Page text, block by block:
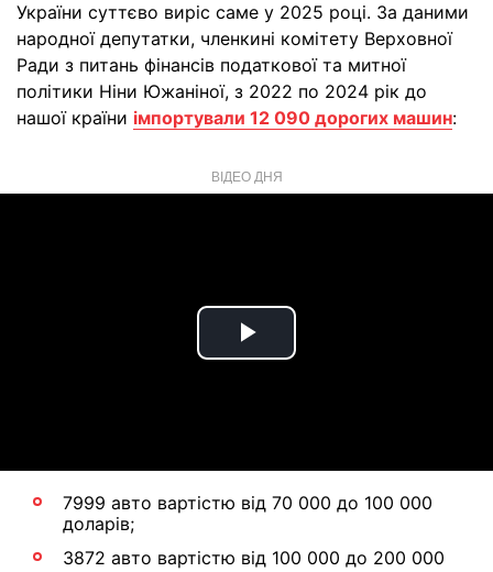
України суттєво виріс саме у 2025 році. За даними
народної депутатки, членкині комітету Верховної
Ради з питань фінансів податкової та митної
політики Ніни Южаніної, з 2022 по 2024 рік до
нашої країни імпортували 12 090 дорогих машин:
ВІДЕО ДНЯ
Play
7999 авто вартістю від 70 000 до 100 000
доларів;
3872 авто вартістю від 100 000 до 200 000